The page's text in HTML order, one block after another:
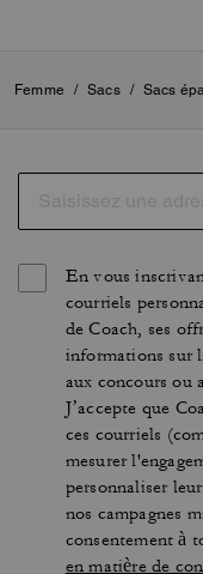
Femme / Sacs / Sacs
En vous
courriels
de Coach, ses
informations sur
aux concours ou
J’accepte que
ces courriels
mesurer
personnaliser
nos campagnes
consentement à
en matière de